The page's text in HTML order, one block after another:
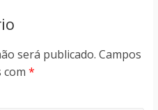
será publicado. Campos
*